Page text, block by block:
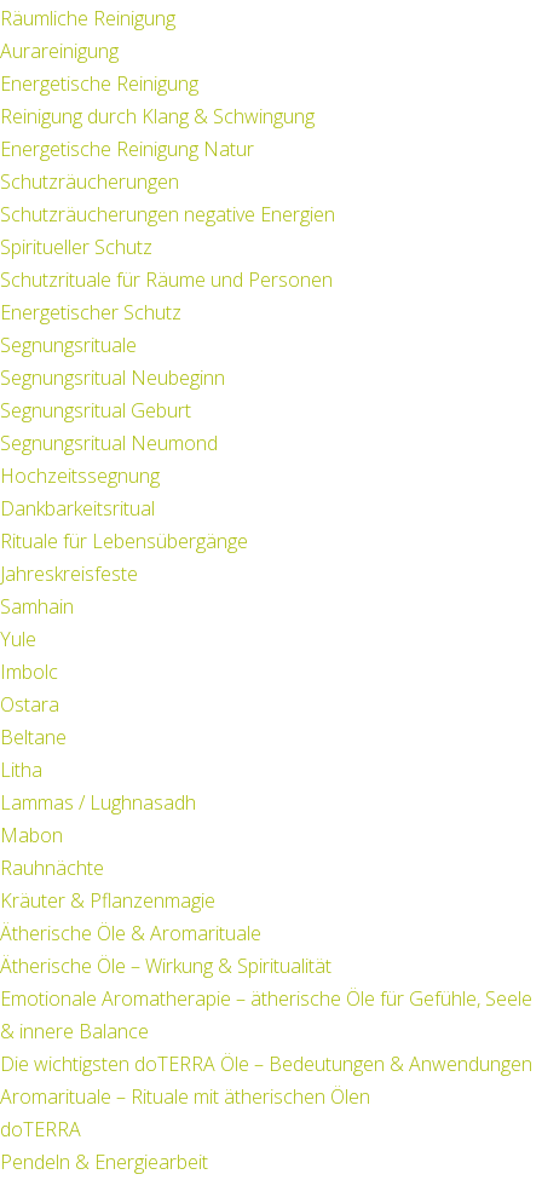
Räumliche Reinigung
Aurareinigung
Energetische Reinigung
Reinigung durch Klang & Schwingung
Energetische Reinigung Natur
Schutzräucherungen
Schutzräucherungen negative Energien
Spiritueller Schutz
Schutzrituale für Räume und Personen
Energetischer Schutz
Segnungsrituale
Segnungsritual Neubeginn
Segnungsritual Geburt
Segnungsritual Neumond
Hochzeitssegnung
Dankbarkeitsritual
Rituale für Lebensübergänge
Jahreskreisfeste
Samhain
Yule
Imbolc
Ostara
Beltane
Litha
Lammas / Lughnasadh
Mabon
Rauhnächte
Kräuter & Pflanzenmagie
Ätherische Öle & Aromarituale
Ätherische Öle – Wirkung & Spiritualität
Emotionale Aromatherapie – ätherische Öle für Gefühle, Seele
& innere Balance
Die wichtigsten doTERRA Öle – Bedeutungen & Anwendungen
Aromarituale – Rituale mit ätherischen Ölen
doTERRA
Pendeln & Energiearbeit